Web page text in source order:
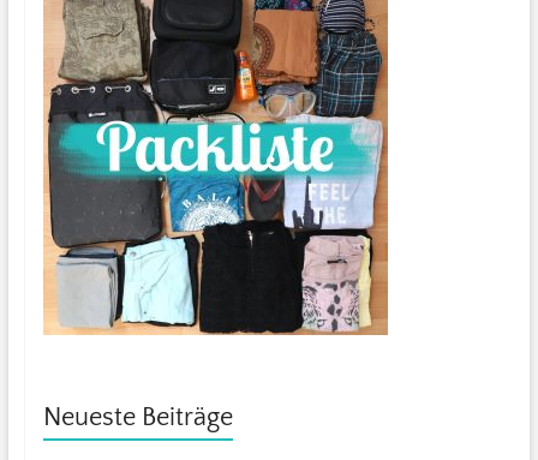
Neueste Beiträge